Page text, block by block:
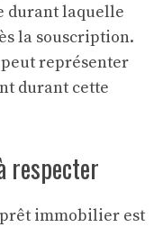
durant laquelle
la souscription.
représenter
durant cette
respecter
prêt immobilier est